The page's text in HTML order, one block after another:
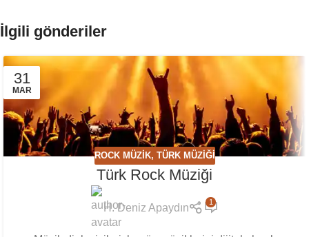
İlgili gönderiler
31
MAR
ROCK MÜZIK, TÜRK MÜZIĞI
Türk Rock Müziği
H. Deniz Apaydın
1